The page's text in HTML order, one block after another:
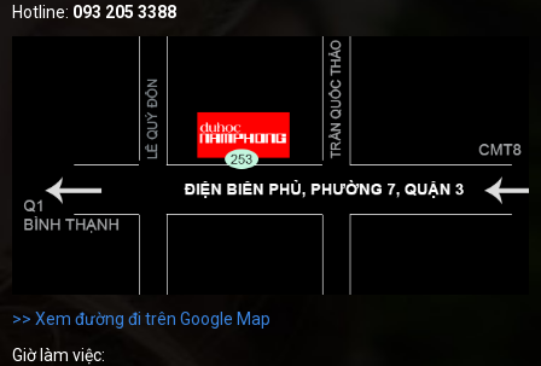
Hotline: 093 205 3388
>> Xem đường đi trên Google Map
Giờ làm việc: